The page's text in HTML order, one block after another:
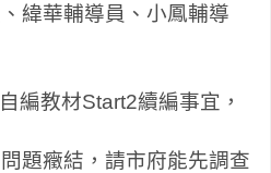
緯華輔導員、小鳳輔導
編教材Start2續編事宜，
癥結，請市府能先調查